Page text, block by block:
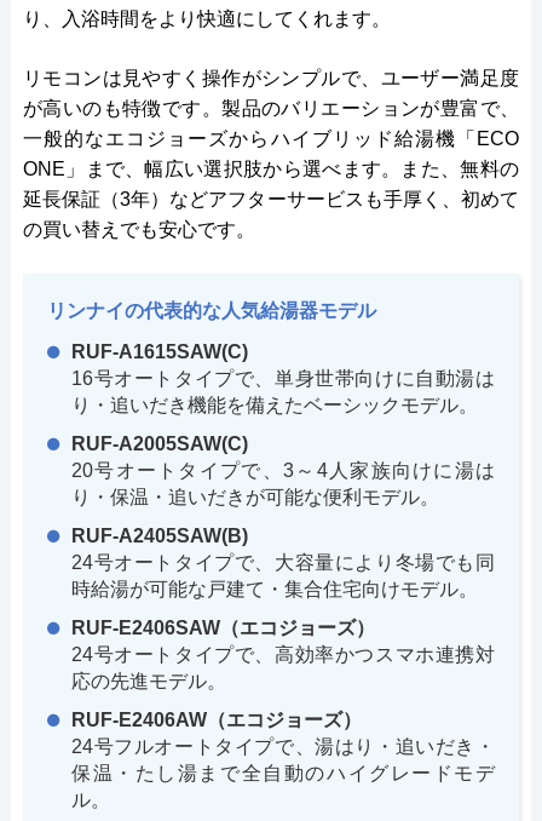
り、入浴時間をより快適にしてくれます。
リモコンは見やすく操作がシンプルで、ユーザー満足度
が高いのも特徴です。製品のバリエーションが豊富で、
一般的なエコジョーズからハイブリッド給湯機「ECO
ONE」まで、幅広い選択肢から選べます。また、無料の
延長保証（3年）などアフターサービスも手厚く、初めて
の買い替えでも安心です。
リンナイの代表的な人気給湯器モデル
RUF-A1615SAW(C)
16号オートタイプで、単身世帯向けに自動湯は
り・追いだき機能を備えたベーシックモデル。
RUF-A2005SAW(C)
20号オートタイプで、3～4人家族向けに湯は
り・保温・追いだきが可能な便利モデル。
RUF-A2405SAW(B)
24号オートタイプで、大容量により冬場でも同
時給湯が可能な戸建て・集合住宅向けモデル。
RUF-E2406SAW（エコジョーズ）
24号オートタイプで、高効率かつスマホ連携対
応の先進モデル。
RUF-E2406AW（エコジョーズ）
24号フルオートタイプで、湯はり・追いだき・
保温・たし湯まで全自動のハイグレードモデ
ル。